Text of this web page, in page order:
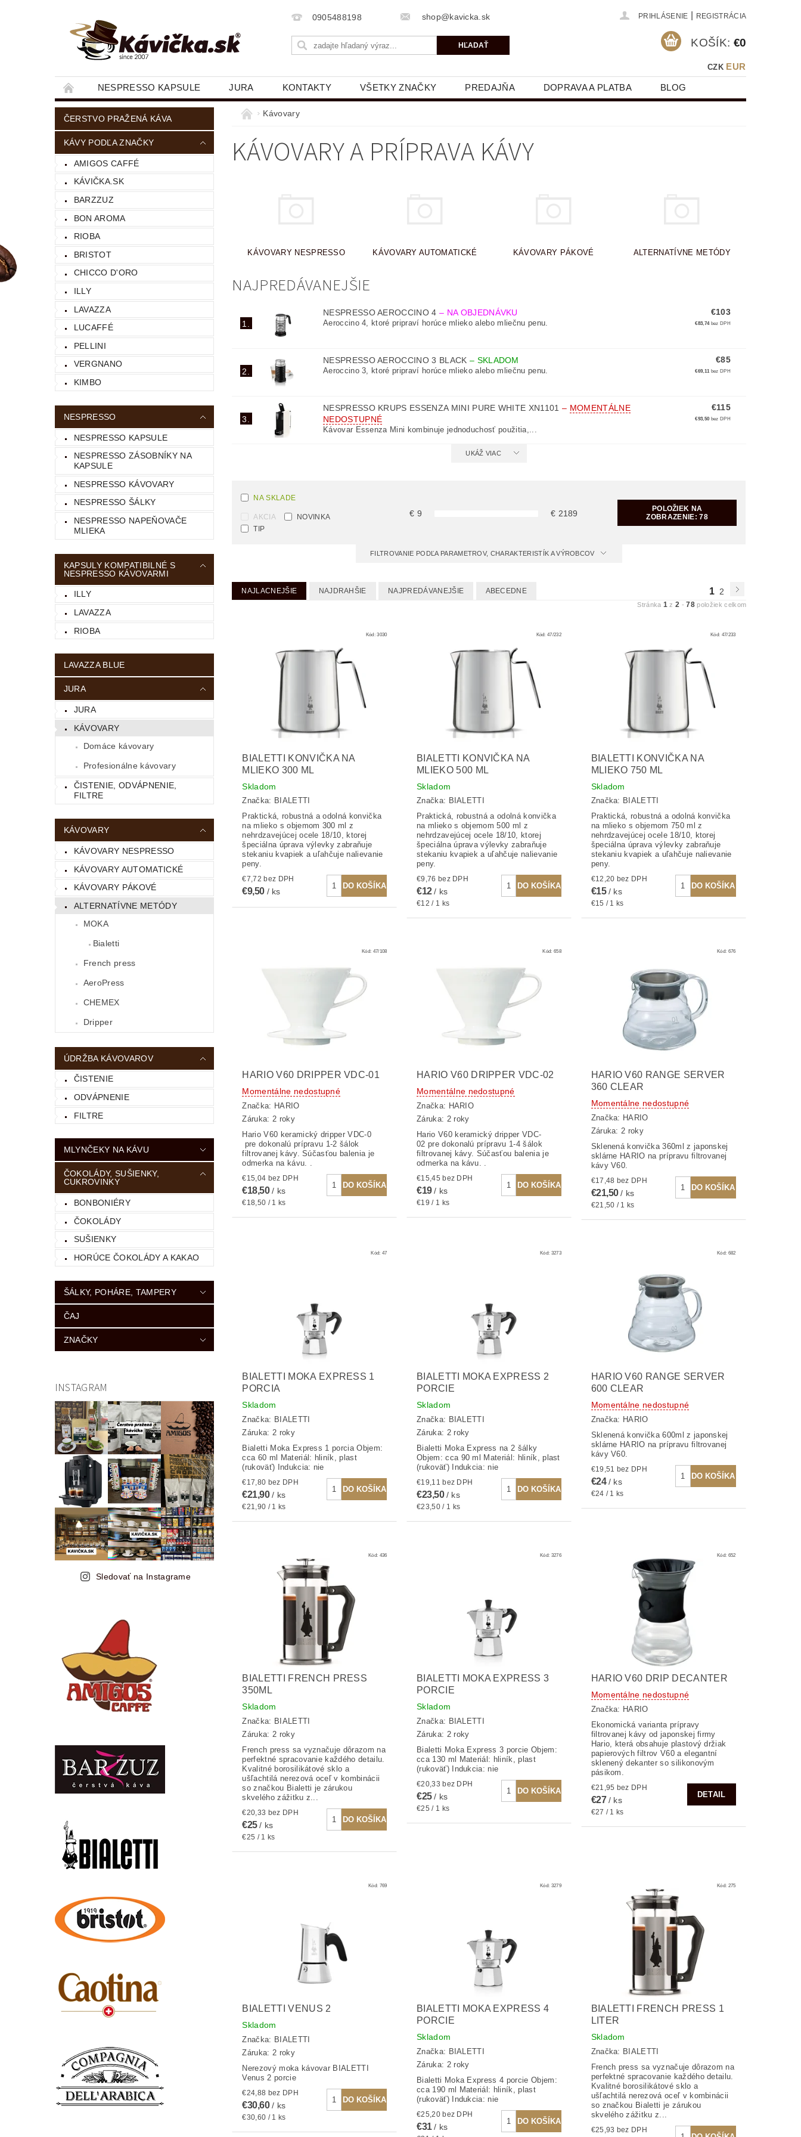
0905488198 shop@kavicka.sk PRIHLÁSENIE REGISTRÁCIA
CZK EUR
KOŠÍK: €0
NESPRESSO KAPSULE JURA KONTAKTY VŠETKY ZNAČKY PREDAJŇA DOPRAVA A PLATBA BLOG
ČERSTVO PRAŽENÁ KÁVA
KÁVY PODĽA ZNAČKY
AMIGOS CAFFÉ
KÁVIČKA.SK
BARZZUZ
BON AROMA
RIOBA
BRISTOT
CHICCO D'ORO
ILLY
LAVAZZA
LUCAFFÉ
PELLINI
VERGNANO
KIMBO
NESPRESSO
NESPRESSO KAPSULE
NESPRESSO ZÁSOBNÍKY NA
KAPSULE
NESPRESSO KÁVOVARY
NESPRESSO ŠÁLKY
NESPRESSO NAPEŇOVAČE
MLIEKA
KAPSULY KOMPATIBILNÉ S
NESPRESSO KÁVOVARMI
ILLY
LAVAZZA
RIOBA
LAVAZZA BLUE
JURA
JURA
KÁVOVARY
Domáce kávovary
Profesionálne kávovary
ČISTENIE, ODVÁPNENIE,
FILTRE
KÁVOVARY
KÁVOVARY NESPRESSO
KÁVOVARY AUTOMATICKÉ
KÁVOVARY PÁKOVÉ
ALTERNATÍVNE METÓDY
MOKA
Bialetti
French press
AeroPress
CHEMEX
Dripper
ÚDRŽBA KÁVOVAROV
ČISTENIE
ODVÁPNENIE
FILTRE
MLYNČEKY NA KÁVU
ČOKOLÁDY, SUŠIENKY,
CUKROVINKY
BONBONIÉRY
ČOKOLÁDY
SUŠIENKY
HORÚCE ČOKOLÁDY A KAKAO
ŠÁLKY, POHÁRE, TAMPERY
ČAJ
ZNAČKY
INSTAGRAM
Sledovať na Instagrame
Kávovary
KÁVOVARY A PRÍPRAVA KÁVY
KÁVOVARY NESPRESSO KÁVOVARY AUTOMATICKÉ KÁVOVARY PÁKOVÉ ALTERNATÍVNE METÓDY
NAJPREDÁVANEJŠIE
1.
NESPRESSO AEROCCINO 4 – NA OBJEDNÁVKU
Aeroccino 4, ktoré pripraví horúce mlieko alebo mliečnu penu.
€103
€83,74bez DPH
2.
NESPRESSO AEROCCINO 3 BLACK – SKLADOM
Aeroccino 3, ktoré pripraví horúce mlieko alebo mliečnu penu.
€85
€69,11bez DPH
3.
NESPRESSO KRUPS ESSENZA MINI PURE WHITE XN1101 – MOMENTÁLNE
NEDOSTUPNÉ
Kávovar Essenza Mini kombinuje jednoduchosť použitia,...
€115
€93,50 bez DPH
UKÁŽ VIAC
NA SKLADE
AKCIA
NOVINKA
TIP
€9 € 2189
POLOŽIEK NA
ZOBRAZENIE:78
FILTROVANIE PODĽA PARAMETROV, CHARAKTERISTÍK A VÝROBCOV
NAJLACNEJŠIE NAJDRAHŠIE NAJPREDÁVANEJŠIE ABECEDNE 1 2
Stránka 1 z2 -78 položiek celkom
Kód:3030
BIALETTI KONVIČKA NA
MLIEKO 300 ML
Skladom
Značka: BIALETTI
Praktická, robustná a odolná konvička
na mlieko s objemom 300 ml z
nehrdzavejúcej ocele 18/10, ktorej
špeciálna úprava výlevky zabraňuje
stekaniu kvapiek a uľahčuje nalievanie
peny.
€7,72 bez DPH
€9,50 / ks
Kód:47/232
BIALETTI KONVIČKA NA
MLIEKO 500 ML
Skladom
Značka: BIALETTI
Praktická, robustná a odolná konvička
na mlieko s objemom 500 ml z
nehrdzavejúcej ocele 18/10, ktorej
špeciálna úprava výlevky zabraňuje
stekaniu kvapiek a uľahčuje nalievanie
peny.
€9,76 bez DPH
€12/ ks
€12 / 1 ks
Kód: 47/233
BIALETTI KONVIČKA NA
MLIEKO 750 ML
Skladom
Značka: BIALETTI
Praktická, robustná a odolná konvička
na mlieko s objemom 750 ml z
nehrdzavejúcej ocele 18/10, ktorej
špeciálna úprava výlevky zabraňuje
stekaniu kvapiek a uľahčuje nalievanie
peny.
€12,20 bez DPH
€15/ ks
€15 / 1 ks
Kód: 47/108
HARIO V60 DRIPPER VDC-01
Momentálne nedostupné
Značka: HARIO
Záruka: 2 roky
Hario V60 keramický dripper VDC-0
pre dokonalú prípravu 1-2 šálok
filtrovanej kávy. Súčasťou balenia je
odmerka na kávu. .
€15,04 bez DPH
€18,50/ ks
€18,50 / 1 ks
Kód:658
HARIO V60 DRIPPER VDC-02
Momentálne nedostupné
Značka: HARIO
Záruka: 2 roky
Hario V60 keramický dripper VDC-
02 pre dokonalú prípravu 1-4 šálok
filtrovanej kávy. Súčasťou balenia je
odmerka na kávu. .
€15,45 bez DPH
€19/ ks
€19 / 1 ks
Kód: 676
HARIO V60 RANGE SERVER
360 CLEAR
Momentálne nedostupné
Značka: HARIO
Záruka: 2 roky
Sklenená konvička 360ml z japonskej
sklárne HARIO na prípravu filtrovanej
kávy V60.
€17,48 bez DPH
€21,50/ ks
€21,50 / 1 ks
Kód: 47
BIALETTI MOKA EXPRESS 1
PORCIA
Skladom
Značka: BIALETTI
Záruka: 2 roky
Bialetti Moka Express 1 porcia Objem:
cca 60 ml Materiál: hliník, plast
(rukoväť) Indukcia: nie
€17,80 bez DPH
€21,90/ ks
€21,90 / 1 ks
Kód: 3273
BIALETTI MOKA EXPRESS 2
PORCIE
Skladom
Značka: BIALETTI
Záruka: 2 roky
Bialetti Moka Express na 2 šálky
Objem: cca 90 ml Materiál: hliník, plast
(rukoväť) Indukcia: nie
€19,11 bez DPH
€23,50/ ks
€23,50 / 1 ks
Kód: 682
HARIO V60 RANGE SERVER
600 CLEAR
Momentálne nedostupné
Značka: HARIO
Sklenená konvička 600ml z japonskej
sklárne HARIO na prípravu filtrovanej
kávy V60.
€19,51 bez DPH
€24/ ks
€24 / 1 ks
Kód: 436
BIALETTI FRENCH PRESS
350ML
Skladom
Značka: BIALETTI
Záruka: 2 roky
French press sa vyznačuje dôrazom na
perfektné spracovanie každého detailu.
Kvalitné borosilikátové sklo a
ušľachtilá nerezová oceľ v kombinácii
so značkou Bialetti je zárukou
skvelého zážitku z...
€20,33 bez DPH
€25/ ks
€25 / 1 ks
Kód: 3276
BIALETTI MOKA EXPRESS 3
PORCIE
Skladom
Značka: BIALETTI
Záruka: 2 roky
Bialetti Moka Express 3 porcie Objem:
cca 130 ml Materiál: hliník, plast
(rukoväť) Indukcia: nie
€20,33 bez DPH
€25/ ks
€25 / 1 ks
Kód: 652
HARIO V60 DRIP DECANTER
Momentálne nedostupné
Značka: HARIO
Ekonomická varianta prípravy
filtrovanej kávy od japonskej firmy
Hario, která obsahuje plastový držiak
papierových filtrov V60 a elegantní
sklenený dekanter so silikonovým
pásikom.
€21,95 bez DPH
€27/ ks
€27 / 1 ks
DETAIL
Kód: 769
BIALETTI VENUS 2
Skladom
Značka: BIALETTI
Záruka: 2 roky
Nerezový moka kávovar BIALETTI
Venus 2 porcie
€24,88 bez DPH
€30,60/ ks
€30,60 / 1 ks
Kód: 3279
BIALETTI MOKA EXPRESS 4
PORCIE
Skladom
Značka: BIALETTI
Záruka: 2 roky
Bialetti Moka Express 4 porcie Objem:
cca 190 ml Materiál: hliník, plast
(rukoväť) Indukcia: nie
€25,20 bez DPH
€31/ ks
Kód: 275
BIALETTI FRENCH PRESS 1
LITER
Skladom
Značka: BIALETTI
French press sa vyznačuje dôrazom na
perfektné spracovanie každého detailu.
Kvalitné borosilikátové sklo a
ušľachtilá nerezová oceľ v kombinácii
so značkou Bialetti je zárukou
skvelého zážitku z...
€25,93 bez DPH